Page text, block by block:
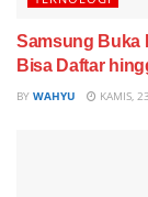
Samsung Buka
Bisa Daftar
BY WAHYU KAMIS,